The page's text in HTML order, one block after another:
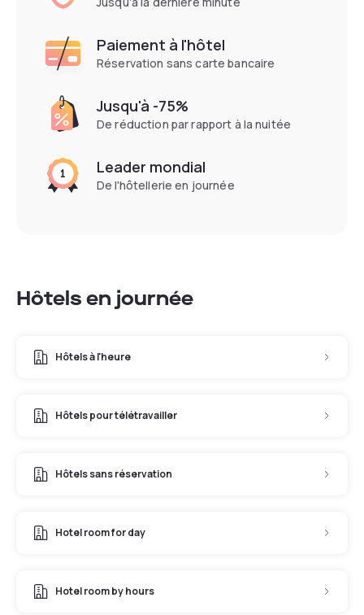
Paiement à l'hôtel
Réservation sans carte bancaire
Jusqu'à -75%
De réduction par rapport à la nuitée
Leader mondial
De l'hôtellerie en journée
Hôtels en journée
Hôtels à l'heure
Hôtels pour télétravailler
Hôtels sans réservation
Hotel room for day
Hotel room by hours